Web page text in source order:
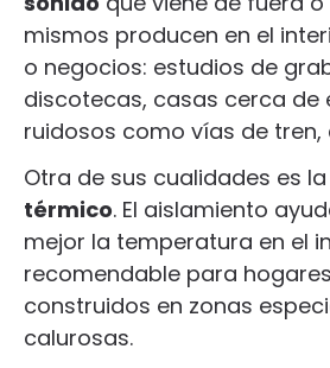
mismos producen en el
o negocios: estudios de
discotecas, casas cerca de
ruidosos como vías de
Otra de sus cualidades es
térmico. El aislamiento
mejor la temperatura en el
recomendable para
construidos en zonas
calurosas.